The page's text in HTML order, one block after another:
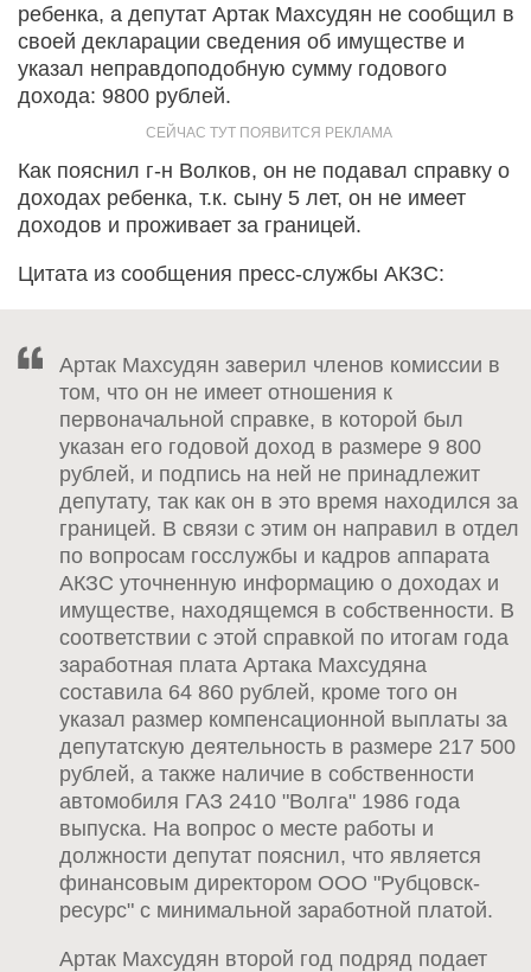
ребенка, а депутат Артак Махсудян не сообщил в
своей декларации сведения об имуществе и
указал неправдоподобную сумму годового
дохода: 9800 рублей.
Как пояснил г-н Волков, он не подавал справку о
доходах ребенка, т.к. сыну 5 лет, он не имеет
доходов и проживает за границей.
Цитата из сообщения пресс-службы АКЗС:
Артак Махсудян заверил членов комиссии в
том, что он не имеет отношения к
первоначальной справке, в которой был
указан его годовой доход в размере 9 800
рублей, и подпись на ней не принадлежит
депутату, так как он в это время находился за
границей. В связи с этим он направил в отдел
по вопросам госслужбы и кадров аппарата
АКЗС уточненную информацию о доходах и
имуществе, находящемся в собственности. В
соответствии с этой справкой по итогам года
заработная плата Артака Махсудяна
составила 64 860 рублей, кроме того он
указал размер компенсационной выплаты за
депутатскую деятельность в размере 217 500
рублей, а также наличие в собственности
автомобиля ГАЗ 2410 "Волга" 1986 года
выпуска. На вопрос о месте работы и
должности депутат пояснил, что является
финансовым директором ООО "Рубцовск-
ресурс" с минимальной заработной платой.
Артак Махсудян второй год подряд подает